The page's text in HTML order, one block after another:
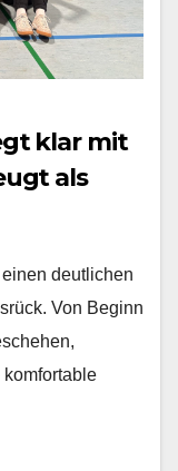
klar mit
als
deutlichen
Von Beginn